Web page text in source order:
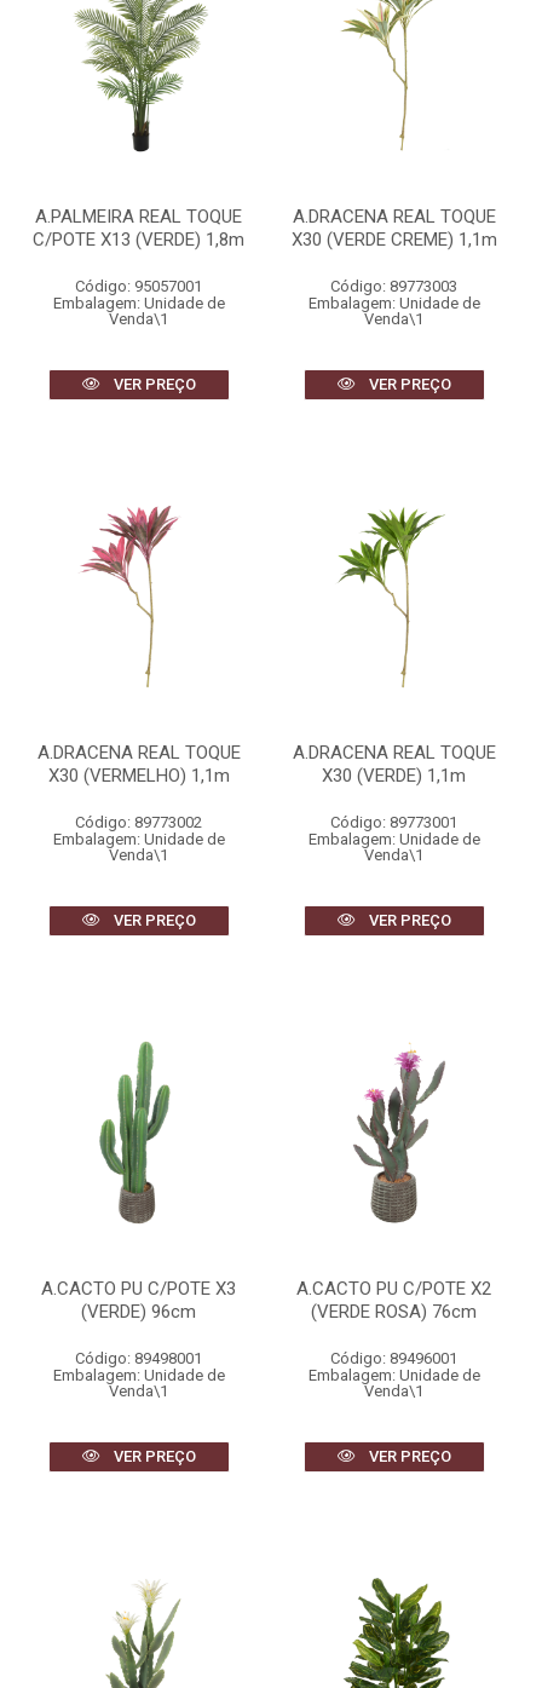
A.PALMEIRA REAL TOQUE
C/POTE X13 (VERDE) 1,8m
Código: 95057001
Embalagem: Unidade de
Venda\1
VER PREÇO
A.DRACENA REAL TOQUE
X30 (VERDE CREME) 1,1m
Código: 89773003
Embalagem: Unidade de
Venda\1
VER PREÇO
A.DRACENA REAL TOQUE
X30 (VERMELHO) 1,1m
Código: 89773002
Embalagem: Unidade de
Venda\1
VER PREÇO
A.DRACENA REAL TOQUE
X30 (VERDE) 1,1m
Código: 89773001
Embalagem: Unidade de
Venda\1
VER PREÇO
A.CACTO PU C/POTE X3
(VERDE) 96cm
Código: 89498001
Embalagem: Unidade de
Venda\1
VER PREÇO
A.CACTO PU C/POTE X2
(VERDE ROSA) 76cm
Código: 89496001
Embalagem: Unidade de
Venda\1
VER PREÇO